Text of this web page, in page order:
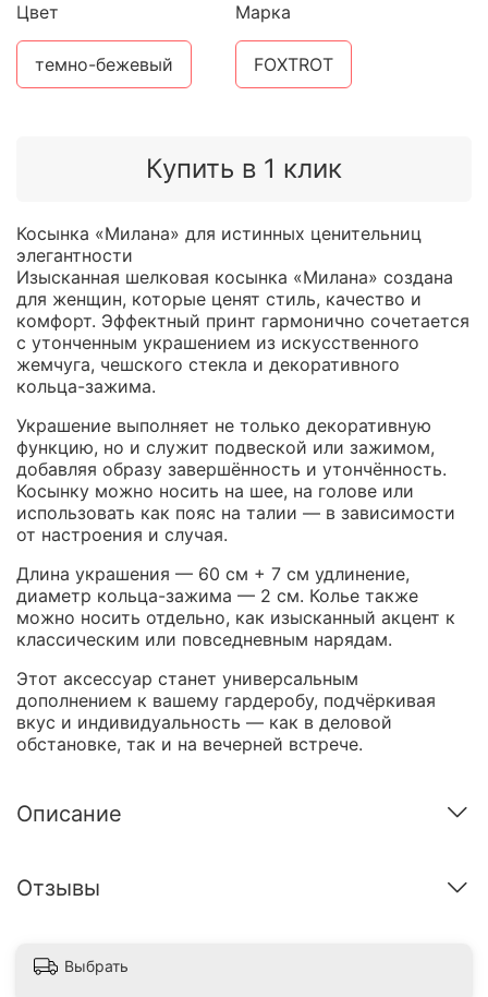
Купить в 1 клик
Цвет
темно-бежевый
Марка
FOXTROT
Косынка «Милана» для истинных ценительниц
элегантности
Изысканная шелковая косынка «Милана» создана
для женщин, которые ценят стиль, качество и
комфорт. Эффектный принт гармонично сочетается
с утонченным украшением из искусственного
жемчуга, чешского стекла и декоративного
кольца-зажима.
Украшение выполняет не только декоративную
функцию, но и служит подвеской или зажимом,
добавляя образу завершённость и утончённость.
Косынку можно носить на шее, на голове или
использовать как пояс на талии — в зависимости
от настроения и случая.
Длина украшения — 60 см + 7 см удлинение,
диаметр кольца-зажима — 2 см. Колье также
можно носить отдельно, как изысканный акцент к
классическим или повседневным нарядам.
Этот аксессуар станет универсальным
дополнением к вашему гардеробу, подчёркивая
вкус и индивидуальность — как в деловой
обстановке, так и на вечерней встрече.
Описание
Отзывы
Выбрать